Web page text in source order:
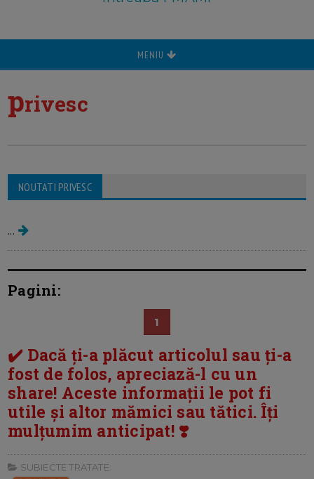
MENIU
privesc
NOUTATI PRIVESC
Sanatatea familiei (lucruri care ne
privesc pe toti)
...
Pagini:
1
✔️ Dacă ți-a plăcut articolul sau ți-a
fost de folos, apreciază-l cu un
share! Aceste informații le pot fi
utile și altor mămici sau tătici. Îți
mulțumim anticipat! ❣️
SUBIECTE TRATATE: